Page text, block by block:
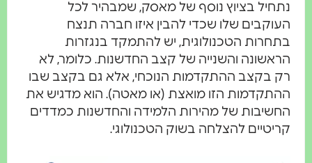
נתחיל בציוץ נוסף של מאסק, שמבהיר לכל
העוקבים שלו שכדי להבין איזו חברה תנצח
בתחרות הטכנולוגית, יש להתמקד בנגזרות
הראשונה והשנייה של קצב החדשנות. כלומר, לא
רק בקצב ההתקדמות הנוכחי, אלא גם בקצב שבו
ההתקדמות הזו מואצת (או מאטה). הוא מדגיש את
החשיבות של מהירות הלמידה והחדשנות כמדדים
קריטיים להצלחה בשוק הטכנולוגי.